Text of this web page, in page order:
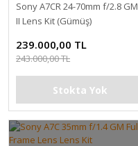
Sony A7CR 24-70mm f/2.8 GM
II Lens Kit (Gümüş)
239.000,00 TL
243.000,00 TL
Stokta Yok